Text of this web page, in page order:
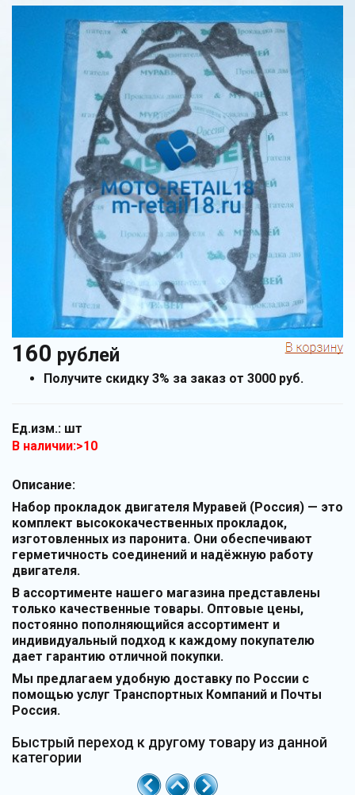
160 рублей
Получите скидку 3% за заказ от 3000 руб.
Ед.изм.: шт
В наличии:>10
Описание:
Набор прокладок двигателя Муравей (Россия) — это
комплект высококачественных прокладок,
изготовленных из паронита. Они обеспечивают
герметичность соединений и надёжную работу
двигателя.
В ассортименте нашего магазина представлены
только качественные товары. Оптовые цены,
постоянно пополняющийся ассортимент и
индивидуальный подход к каждому покупателю
дает гарантию отличной покупки.
Мы предлагаем удобную доставку по России с
помощью услуг Транспортных Компаний и Почты
Россия.
Быстрый переход к другому товару из данной
категории